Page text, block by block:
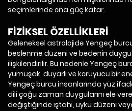
seçimlerinde ona güç katar.
FİZİKSEL ÖZELLİKLERİ
Geleneksel astrolojide Yengeç
beslenme düzeni ve bedenin
ilişkilendirilir. Bu nedenle Yengeç
yumuşak, duyarlı ve koruyucu bir
Yengeç burcu insanlarında yüz
dili çoğu zaman duygularını ele
değiştiğinde iştahı, uyku düzeni